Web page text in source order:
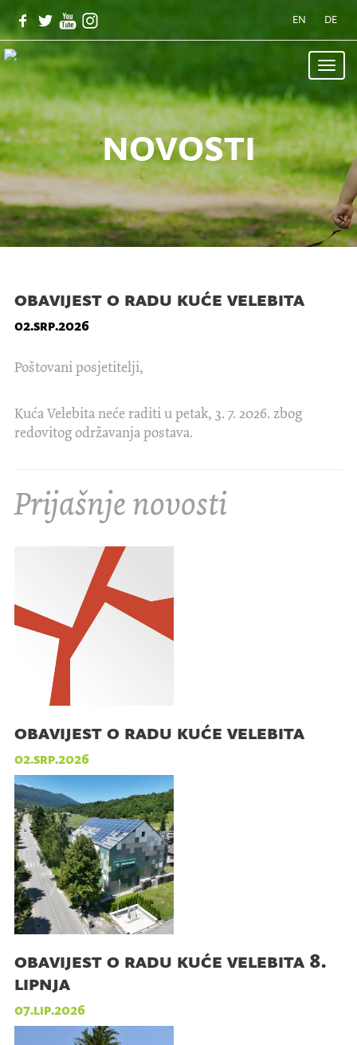
EN DE
Toggle
novosti
obavijest o radu kuće velebita
02.srp.2026
Poštovani posjetitelji,
Kuća Velebita neće raditi u petak, 3. 7. 2026. zbog
redovitog održavanja postava.
Prijašnje novosti
obavijest o radu kuće velebita
02.srp.2026
obavijest o radu kuće velebita 8.
lipnja
07.lip.2026